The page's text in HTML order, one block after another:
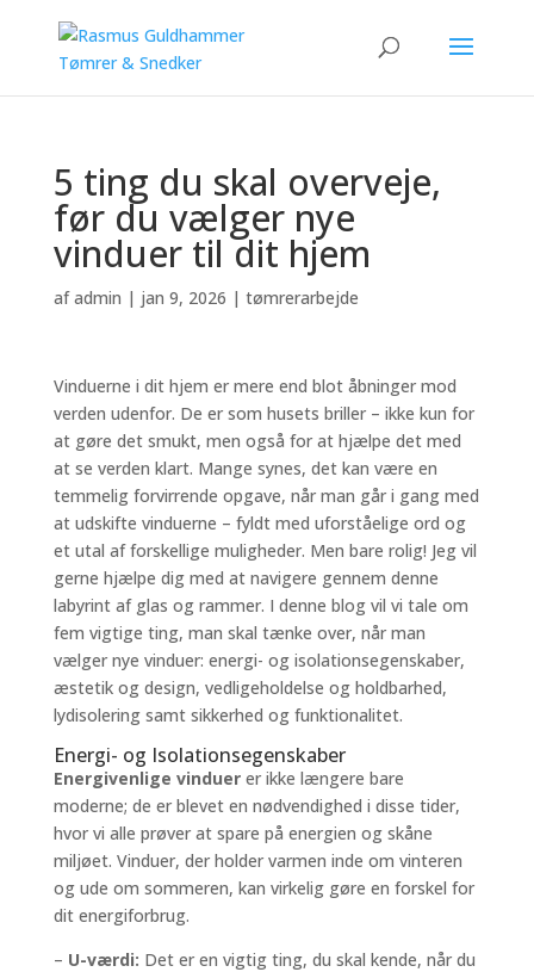
5 ting du skal overveje,
før du vælger nye
vinduer til dit hjem
afadmin | jan 9, 2026 | tømrerarbejde
Vinduerne i dit hjem er mere end blot åbninger mod
verden udenfor. De er som husets briller – ikke kun for
at gøre det smukt, men også for at hjælpe det med
at se verden klart. Mange synes, det kan være en
temmelig forvirrende opgave, når man går i gang med
at udskifte vinduerne – fyldt med uforståelige ord og
et utal af forskellige muligheder. Men bare rolig! Jeg vil
gerne hjælpe dig med at navigere gennem denne
labyrint af glas og rammer. I denne blog vil vi tale om
fem vigtige ting, man skal tænke over, når man
vælger nye vinduer: energi- og isolationsegenskaber,
æstetik og design, vedligeholdelse og holdbarhed,
lydisolering samt sikkerhed og funktionalitet.
Energi- og Isolationsegenskaber
Energivenlige vinduerer ikke længere bare
moderne; de er blevet en nødvendighed i disse tider,
hvor vi alle prøver at spare på energien og skåne
miljøet. Vinduer, der holder varmen inde om vinteren
og ude om sommeren, kan virkelig gøre en forskel for
dit energiforbrug.
– U-værdi: Det er en vigtig ting, du skal kende, når du